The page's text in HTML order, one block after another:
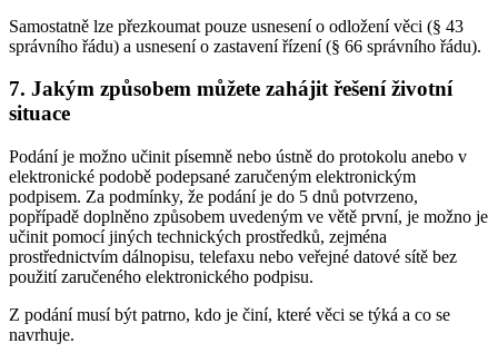
Samostatně lze přezkoumat pouze usnesení o odložení věci (§ 43
správního řádu) a usnesení o zastavení řízení (§ 66 správního řádu).
7. Jakým způsobem můžete zahájit řešení životní
situace
Podání je možno učinit písemně nebo ústně do protokolu anebo v
elektronické podobě podepsané zaručeným elektronickým
podpisem. Za podmínky, že podání je do 5 dnů potvrzeno,
popřípadě doplněno způsobem uvedeným ve větě první, je možno je
učinit pomocí jiných technických prostředků, zejména
prostřednictvím dálnopisu, telefaxu nebo veřejné datové sítě bez
použití zaručeného elektronického podpisu.
Z podání musí být patrno, kdo je činí, které věci se týká a co se
navrhuje.